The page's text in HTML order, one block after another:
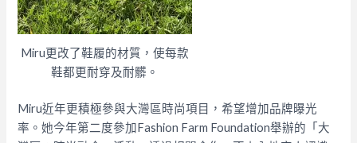
Miru更改了鞋履的材質，使每款
鞋都更耐穿及耐髒。
Miru近年更積極參與大灣區時尚項目，希望增加品牌曝光
率。她今年第二度參加Fashion Farm Foundation舉辦的「大